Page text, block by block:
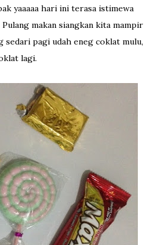
yaaaaa hari ini terasa istimewa
makan siangkan kita mampir
sedari pagi udah eneg coklat mulu,
lagi.